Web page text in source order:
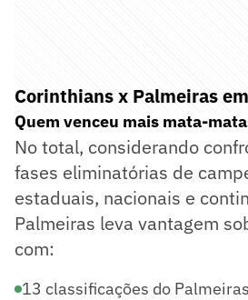
Corinthians x Palmeiras
Quem venceu mais mata-
No total, considerando
fases eliminatórias de
estaduais, nacionais e
Palmeiras leva vantagem
com:
13 classificações do Palmeiras